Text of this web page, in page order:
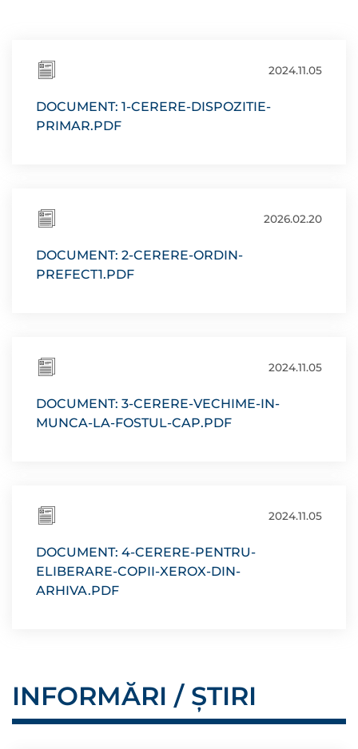
2024.11.05
DOCUMENT: 1-CERERE-DISPOZITIE-
PRIMAR.PDF
2026.02.20
DOCUMENT: 2-CERERE-ORDIN-
PREFECT1.PDF
2024.11.05
DOCUMENT: 3-CERERE-VECHIME-IN-
MUNCA-LA-FOSTUL-CAP.PDF
2024.11.05
DOCUMENT: 4-CERERE-PENTRU-
ELIBERARE-COPII-XEROX-DIN-
ARHIVA.PDF
INFORMĂRI / ȘTIRI